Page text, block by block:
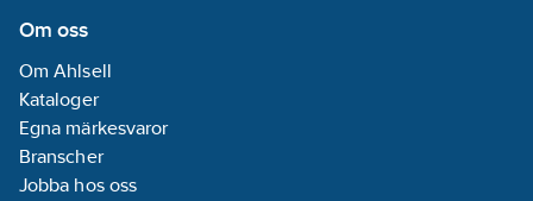
-4/-8°C.
EC - EC-inverterfläktar.
ECH - EC-
inverterfläktar med
hög effekt.
DS - Underkylare.
Om oss
Om Ahlsell
Kataloger
Egna märkesvaror
Branscher
Jobba hos oss